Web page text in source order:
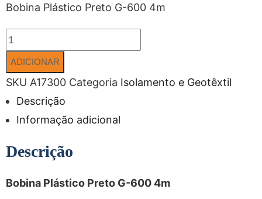
Bobina Plástico Preto G-600 4m
ADICIONAR
SKU A17300 Categoria Isolamento e Geotêxtil
Descrição
Informação adicional
Descrição
Bobina Plástico Preto G-600 4m